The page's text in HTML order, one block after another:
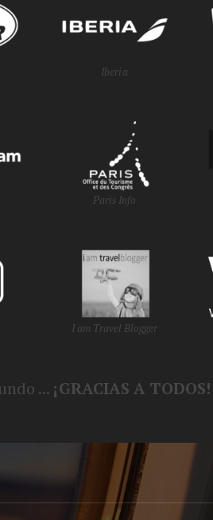
Iberia
Paris Info
I am Travel Blogger
... ¡GRACIAS A TODOS!